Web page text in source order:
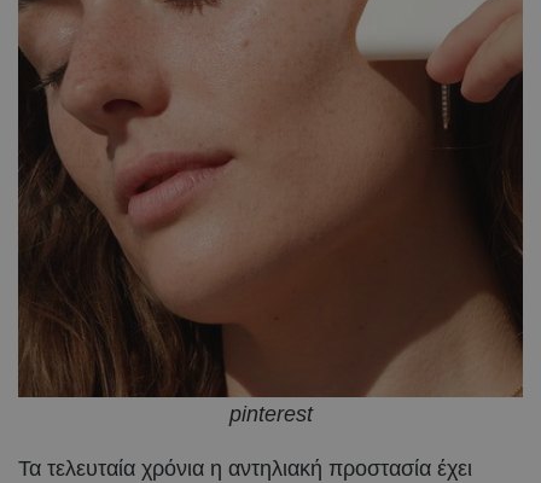
pinterest
Τα τελευταία χρόνια η αντηλιακή προστασία έχει